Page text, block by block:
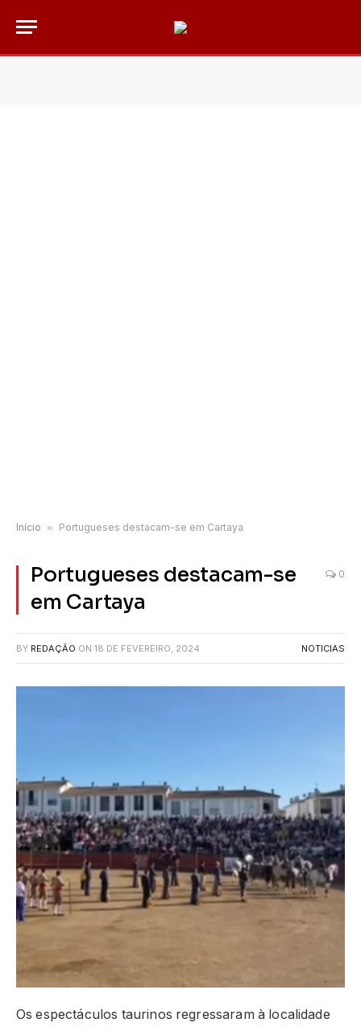
Início » Portugueses destacam-se em Cartaya
Portugueses destacam-se
em Cartaya
0
BY REDAÇÃO ON 18 DE FEVEREIRO, 2024 NOTICIAS
Os espectáculos taurinos regressaram à localidade